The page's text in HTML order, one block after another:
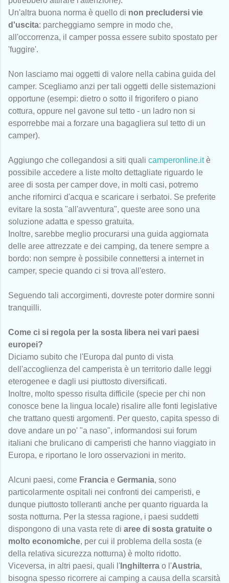
Un'altra buona norma è quello di non precludersi vie
d'uscita: parcheggiamo sempre in modo che,
all'occorrenza, il camper possa essere subito spostato per
'fuggire'.
Non lasciamo mai oggetti di valore nella cabina guida del
camper. Scegliamo anzi per tali oggetti delle sistemazioni
opportune (esempi: dietro o sotto il frigorifero o piano
cottura, oppure nel gavone sul tetto - un ladro non si
esporrebbe mai a forzare una bagagliera sul tetto di un
camper).
Aggiungo che collegandosi a siti quali camperonline.itè
possibile accedere a liste molto dettagliate riguardo le
aree di sosta per camper dove, in molti casi, potremo
anche rifornirci d'acqua e scaricare i serbatoi. Se preferite
evitare la sosta "all'avventura", queste aree sono una
soluzione adatta e spesso gratuita.
Inoltre, sarebbe meglio procurarsi una guida aggiornata
delle aree attrezzate e dei camping, da tenere sempre a
bordo: non sempre è possibile connettersi a internet in
camper, specie quando ci si trova all'estero.
Seguendo tali accorgimenti, dovreste poter dormire sonni
tranquilli.
Come ci si regola per la sosta libera nei vari paesi
europei?
Diciamo subito che l'Europa dal punto di vista
dell'accoglienza del camperista è un territorio dalle leggi
eterogenee e dagli usi piuttosto diversificati.
Inoltre, molto spesso risulta difficile (specie per chi non
conosce bene la lingua locale) risalire alle fonti legislative
che trattano questi argomenti. Per questo, capita spesso di
dove andare un po' "a naso", informandosi sui forum
italiani che brulicano di camperisti che hanno viaggiato in
Europa, e riportano le loro osservazioni in merito.
Alcuni paesi, come Francia e Germania, sono
particolarmente ospitali nei confronti dei camperisti, e
dunque piuttosto tolleranti anche per quanto riguarda la
sosta notturna. Per la stessa ragione, i paesi suddetti
dispongono di una vasta rete di aree di sosta gratuite o
molto economiche, per cui il problema della sosta (e
della relativa sicurezza notturna) è molto ridotto.
Viceversa, in altri paesi, quali l' Inghilterra o l'Austria,
bisogna spesso ricorrere ai camping a causa della scarsità